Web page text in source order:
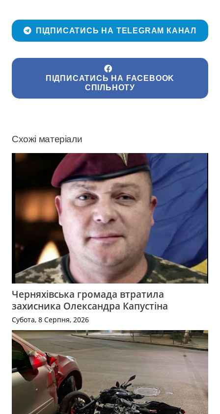
ПІДПИСАТИСЬ НА TELEGRAM КАНАЛ
ПІДПИСАТИСЬ НА FACEBOOK
СПІЛЬНОТУ
Схожі матеріали
Черняхівська громада втратила
захисника Олександра Капустіна
Субота, 8 Серпня, 2026